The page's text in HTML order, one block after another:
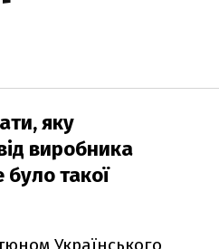
яку
виробника
було такої